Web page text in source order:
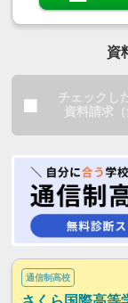
資
チェックし
資料請求（
通信制高校